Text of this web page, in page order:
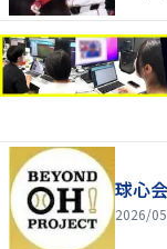
球心
2026/